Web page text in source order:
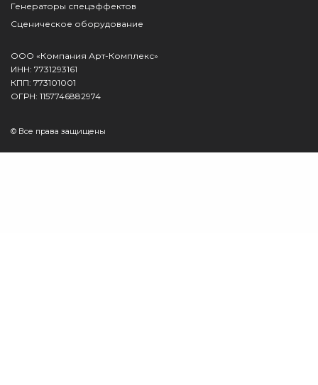
Генераторы спецэффектов
Сценическое оборудование
ООО «Компания Арт-Комплекс»
ИНН: 7731293161
КПП: 773101001
ОГРН: 1157746882974
© Все права защищены